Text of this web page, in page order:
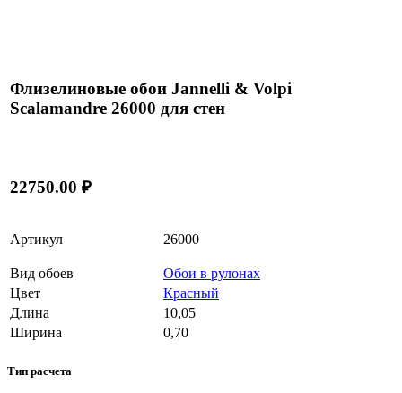
Флизелиновые обои Jannelli & Volpi
Scalamandre 26000 для стен
22750.00 ₽
Артикул 26000
Вид обоев
Обои в рулонах
Цвет
Красный
Длина
10,05
Ширина
0,70
Тип расчета